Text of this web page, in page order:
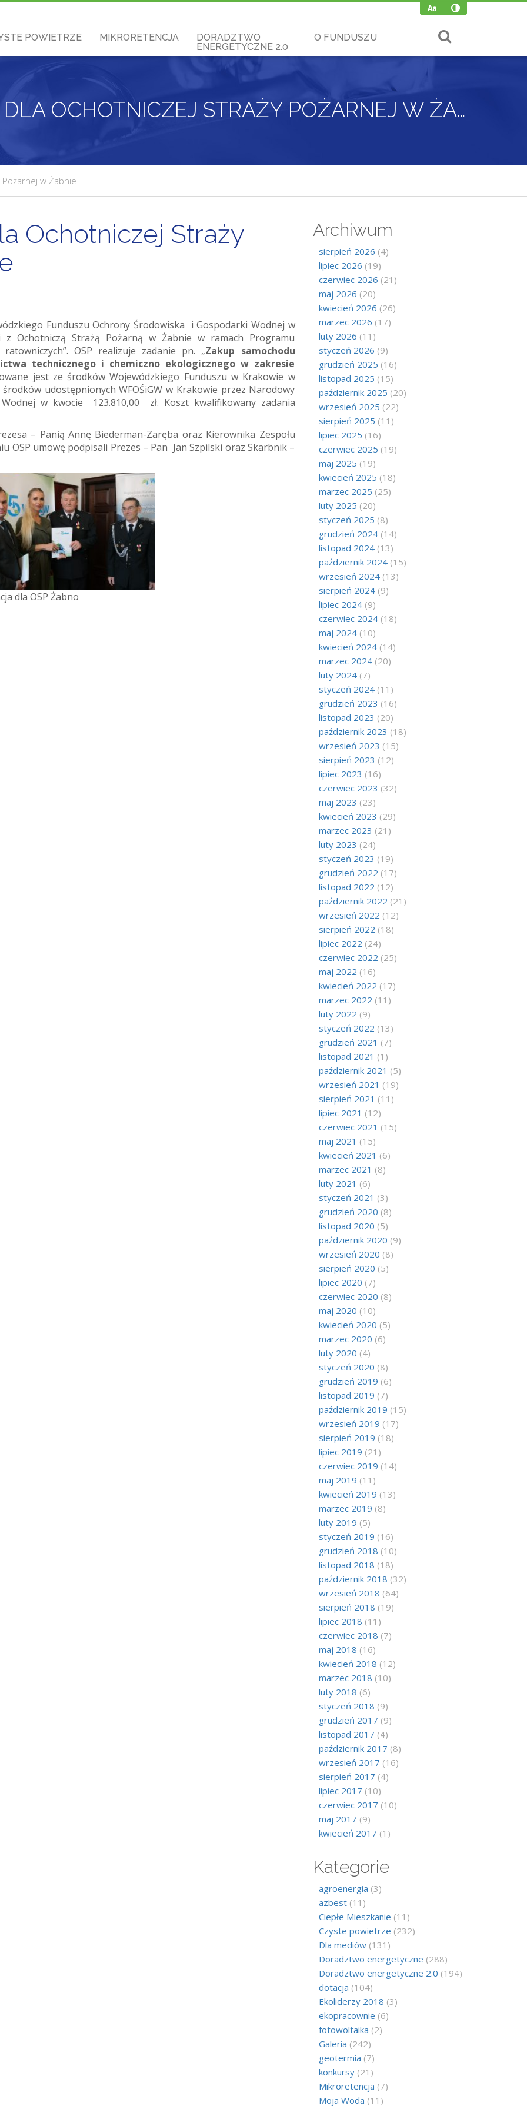
POWIETRZE MIKRORETENCJA
DORADZTWO
ENERGETYCZNE 2.0
O FUNDUSZU
UMOWA DOTACJI DLA OCHOTNICZEJ STRAŻY POŻARNEJ W ŻABNIE
w Żabnie
Ochotniczej Straży
Funduszu Ochrony Środowiska i Gospodarki Wodnej w
z Ochotniczą Strażą Pożarną w Żabnie w ramach Programu
OSP realizuje zadanie pn. „Zakup samochodu
technicznego i chemiczno ekologicznego w zakresie
jest ze środków Wojewódzkiego Funduszu w Krakowie w
udostępnionych WFOŚiGW w Krakowie przez Narodowy
w kwocie 123.810,00 zł. Koszt kwalifikowany zadania
– Panią Annę Biederman-Zaręba oraz Kierownika Zespołu
OSP umowę podpisali Prezes – Pan Jan Szpilski oraz Skarbnik –
dla OSP Żabno
Archiwum
sierpień 2026 (4)
lipiec 2026 (19)
czerwiec 2026 (21)
maj 2026 (20)
kwiecień 2026 (26)
marzec 2026 (17)
luty 2026 (11)
styczeń 2026 (9)
grudzień 2025 (16)
listopad 2025 (15)
październik 2025 (20)
wrzesień 2025 (22)
sierpień 2025 (11)
lipiec 2025 (16)
czerwiec 2025 (19)
maj 2025 (19)
kwiecień 2025 (18)
marzec 2025 (25)
luty 2025 (20)
styczeń 2025 (8)
grudzień 2024(14)
listopad 2024(13)
październik 2024(15)
wrzesień 2024(13)
sierpień 2024(9)
lipiec 2024(9)
czerwiec 2024(18)
maj 2024(10)
kwiecień 2024(14)
marzec 2024(20)
luty 2024(7)
styczeń 2024(11)
grudzień 2023 (16)
listopad 2023 (20)
październik 2023 (18)
wrzesień 2023 (15)
sierpień 2023 (12)
lipiec 2023 (16)
czerwiec 2023 (32)
maj 2023 (23)
kwiecień 2023 (29)
marzec 2023 (21)
luty 2023 (24)
styczeń 2023 (19)
grudzień 2022 (17)
listopad 2022 (12)
październik 2022 (21)
wrzesień 2022 (12)
sierpień 2022 (18)
lipiec 2022 (24)
czerwiec 2022 (25)
maj 2022 (16)
kwiecień 2022 (17)
marzec 2022 (11)
luty 2022 (9)
styczeń 2022 (13)
grudzień 2021 (7)
listopad 2021 (1)
październik 2021 (5)
wrzesień 2021 (19)
sierpień 2021 (11)
lipiec 2021 (12)
czerwiec 2021 (15)
maj 2021 (15)
kwiecień 2021 (6)
marzec 2021 (8)
luty 2021 (6)
styczeń 2021 (3)
grudzień 2020 (8)
listopad 2020 (5)
październik 2020 (9)
wrzesień 2020 (8)
sierpień 2020 (5)
lipiec 2020 (7)
czerwiec 2020 (8)
maj 2020 (10)
kwiecień 2020 (5)
marzec 2020 (6)
luty 2020 (4)
styczeń 2020 (8)
grudzień 2019 (6)
listopad 2019 (7)
październik 2019 (15)
wrzesień 2019 (17)
sierpień 2019 (18)
lipiec 2019 (21)
czerwiec 2019 (14)
maj 2019 (11)
kwiecień 2019 (13)
marzec 2019 (8)
luty 2019 (5)
styczeń 2019 (16)
grudzień 2018 (10)
listopad 2018 (18)
październik 2018 (32)
wrzesień 2018 (64)
sierpień 2018 (19)
lipiec 2018 (11)
czerwiec 2018 (7)
maj 2018 (16)
kwiecień 2018 (12)
marzec 2018 (10)
luty 2018 (6)
styczeń 2018 (9)
grudzień 2017 (9)
listopad 2017 (4)
październik 2017 (8)
wrzesień 2017 (16)
sierpień 2017 (4)
lipiec 2017 (10)
czerwiec 2017 (10)
maj 2017 (9)
kwiecień 2017 (1)
Kategorie
agroenergia (3)
azbest(11)
Ciepłe Mieszkanie (11)
Czyste powietrze (232)
Dla mediów(131)
Doradztwo energetyczne (288)
Doradztwo energetyczne 2.0 (194)
dotacja (104)
Ekoliderzy 2018 (3)
ekopracownie (6)
fotowoltaika (2)
Galeria (242)
geotermia (7)
konkursy(21)
Mikroretencja (7)
Moja Woda (11)